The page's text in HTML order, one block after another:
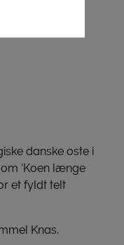
danske oste i
’Koen længe
et fyldt telt
Knas.